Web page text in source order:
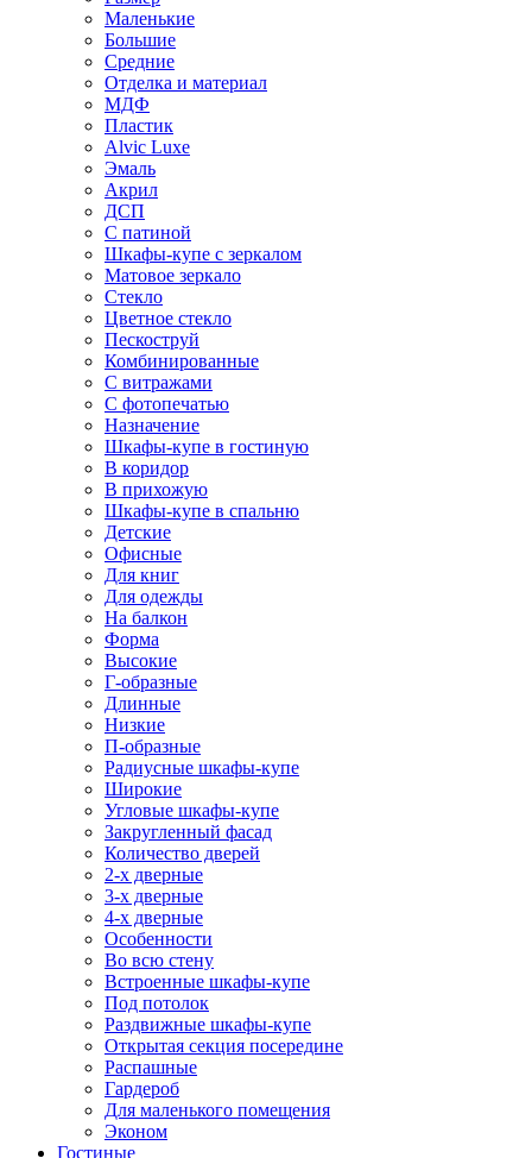
Маленькие
Большие
Средние
Отделка и материал
МДФ
Пластик
Alvic Luxe
Эмаль
Акрил
ДСП
С патиной
Шкафы-купе с зеркалом
Матовое зеркало
Стекло
Цветное стекло
Пескоструй
Комбинированные
С витражами
С фотопечатью
Назначение
Шкафы-купе в гостиную
В коридор
В прихожую
Шкафы-купе в спальню
Детские
Офисные
Для книг
Для одежды
На балкон
Форма
Высокие
Г-образные
Длинные
Низкие
П-образные
Радиусные шкафы-купе
Широкие
Угловые шкафы-купе
Закругленный фасад
Количество дверей
2-х дверные
3-х дверные
4-х дверные
Особенности
Во всю стену
Встроенные шкафы-купе
Под потолок
Раздвижные шкафы-купе
Открытая секция посередине
Распашные
Гардероб
Для маленького помещения
Эконом
Гостиные